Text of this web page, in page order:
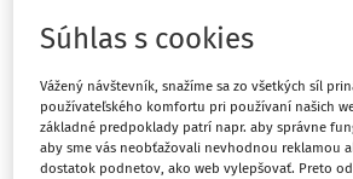
Ups, zatiaľ ste si
začiatok...
Súhlas s cookies
Vážený návštevník, snažíme sa zo všetkých síl
používateľského komfortu pri používaní našich
základné predpoklady patrí napr. aby správne
aby sme vás neobťažovali nevhodnou reklamou
dostatok podnetov, ako web vylepšovať. Preto